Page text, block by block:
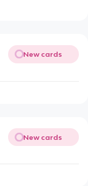
New cards
New cards